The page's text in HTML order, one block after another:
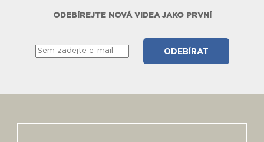
ODEBÍREJTE NOVÁ VIDEA JAKO PRVNÍ